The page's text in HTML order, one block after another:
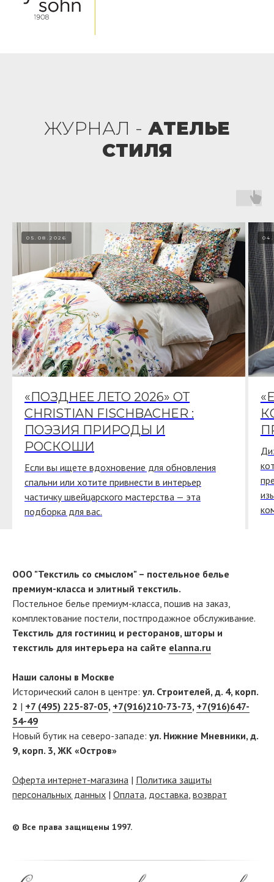
ЖУРНАЛ - АТЕЛЬЕ
СТИЛЯ
05.08.2026
«ПОЗДНЕЕ ЛЕТО 2026» ОТ
CHRISTIAN FISCHBACHER :
ПОЭЗИЯ ПРИРОДЫ И
РОСКОШИ
Если вы ищете вдохновение для обновления
спальни или хотите привнести в интерьер
частичку швейцарского мастерства — эта
подборка для вас.
ООО "Текстиль со смыслом" – постельное белье
премиум-класса и элитный текстиль.
Постельное белье премиум-класса, пошив на заказ,
комплектование постели, постпродажное обслуживание.
Текстиль для гостиниц и ресторанов, шторы и
текстиль для интерьера на сайте elanna.ru
Наши салоны в Москве
Исторический салон в центре: ул. Строителей, д. 4, корп.
2 | +7 (495) 225-87-05, +7(916)210-73-73, +7(916)647-
54-49
Новый бутик на северо-западе: ул. Нижние Мневники, д.
9, корп. 3, ЖК «Остров»
Оферта интернет-магазина | Политика защиты
персональных данных | Оплата, доставка, возврат
© Все права защищены 1997.